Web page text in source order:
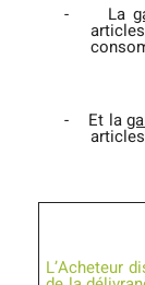
- La
- Et la
L’Acheteur